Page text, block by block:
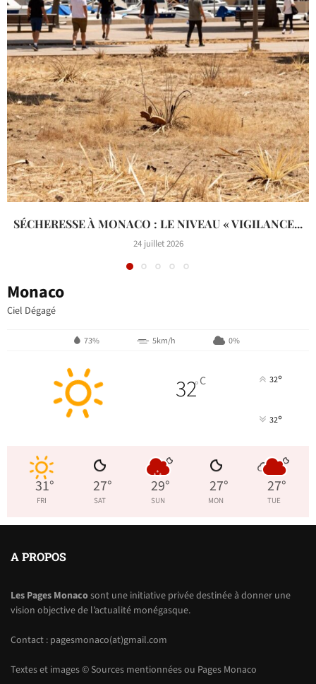
SÉCHERESSE À MONACO : LE NIVEAU « VIGILANCE...
24 juillet 2026
Monaco
Ciel Dégagé
73% 5km/h 0%
32°C 32°
32°
31°
FRI
27°
SAT
29°
SUN
27°
MON
27°
TUE
A PROPOS
Les Pages Monacosont une initiative privée destinée à donner une
vision objective de l’actualité monégasque.
Contact : pagesmonaco(at)gmail.com
Textes et images © Sources mentionnées ou Pages Monaco